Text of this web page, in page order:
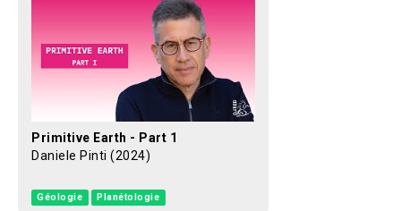
Primitive Earth - Part 1
Daniele Pinti (2024)
Géologie Planétologie